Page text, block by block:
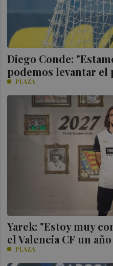
Diego Conde:
podemos levantar el
PLAZA
Yarek: "Estoy muy
el Valencia CF un
PLAZA